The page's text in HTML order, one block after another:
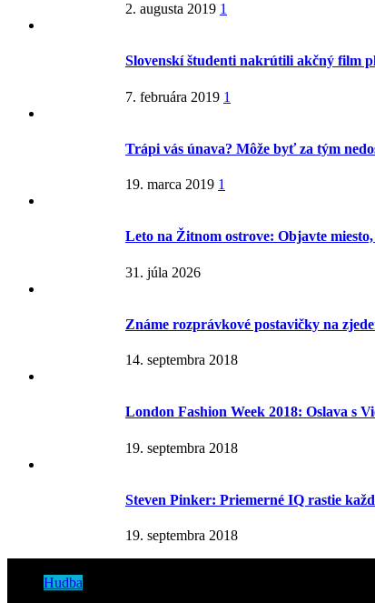
2. augusta 2019 1
Slovenskí študenti nakrútili akčný film
7. februára 2019 1
Trápi vás únava? Môže byť za tým
19. marca 2019 1
Leto na Žitnom ostrove: Objavte
31. júla 2026
Známe rozprávkové postavičky na
14. septembra 2018
London Fashion Week 2018: Oslava s
19. septembra 2018
Steven Pinker: Priemerné IQ rastie
19. septembra 2018
Hudba